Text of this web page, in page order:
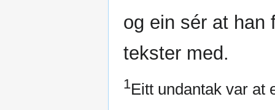
og ein sér at han
tekster med.
1Eitt undantak var at